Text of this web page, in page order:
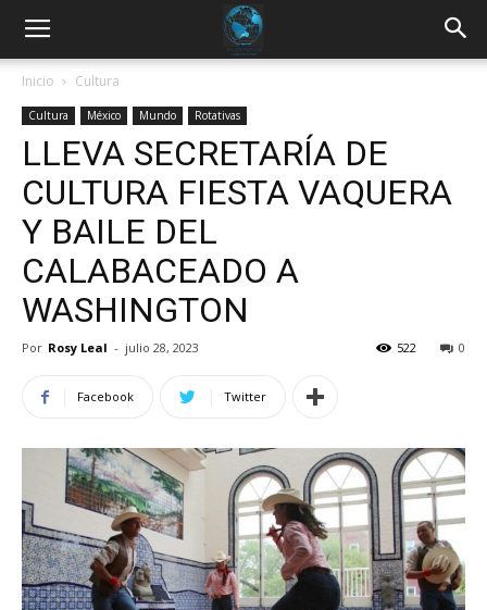
Inicio Cultura
Cultura México Mundo Rotativas
LLEVA SECRETARÍA DE
CULTURA FIESTA VAQUERA
Y BAILE DEL
CALABACEADO A
WASHINGTON
Por Rosy Leal - julio 28, 2023 0
522
Facebook Twitter